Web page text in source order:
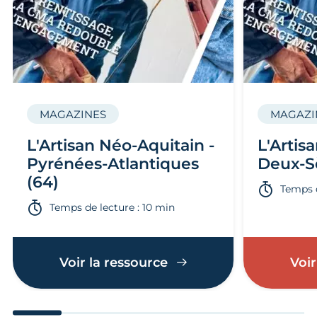
L'Artisan Néo-Aquitain -
Pyrénées-Atlantiques
(64)
MAGAZINES
Temps de lecture : 10 min
Voir la ressource
Deux-
Temps